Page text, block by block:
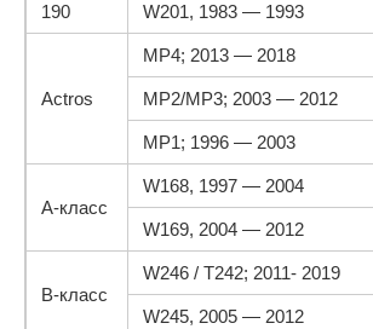
190 W201, 1983 — 1993
Actros
MP4; 2013 — 2018
MP2/MP3; 2003 — 2012
MP1; 1996 — 2003
A-класс
W168, 1997 — 2004
W169, 2004 — 2012
B-класс
W246 / T242; 2011- 2019
W245, 2005 — 2012